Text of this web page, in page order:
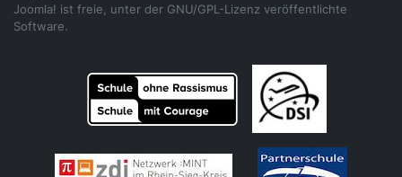
Joomla! ist freie, unter der GNU/GPL-Lizenz veröffentlichte
Software.